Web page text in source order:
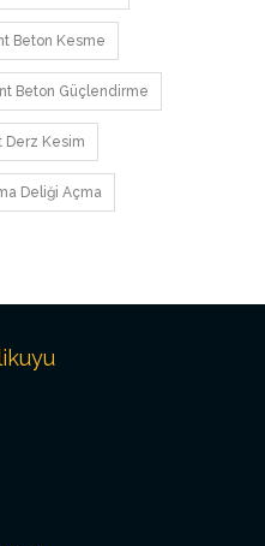
Beton Kesme
Beton Güçlendirme
Derz Kesim
Deliği Açma